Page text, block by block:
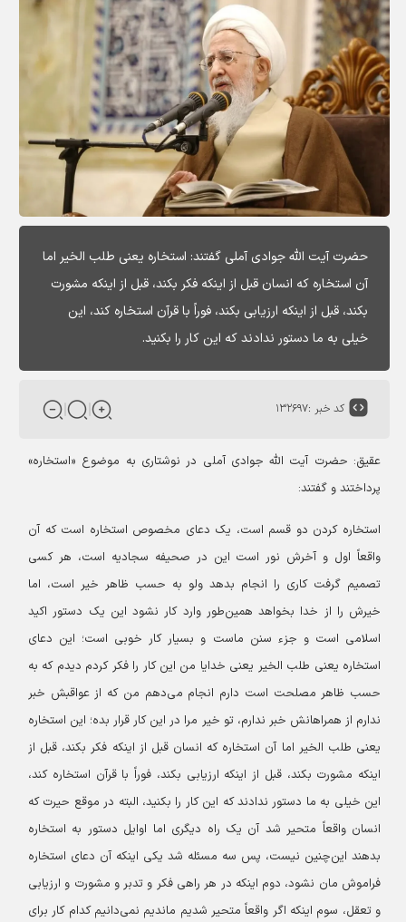
حضرت آیت الله جوادی آملی گفتند: استخاره یعنی طلب الخیر اما
آن استخاره که انسان قبل از اینکه فکر بکند، قبل از اینکه مشورت
بکند، قبل از اینکه ارزیابی بکند، فوراً با قرآن استخاره کند، این
خیلی به ما دستور ندادند که این کار را بکنید.
کد خبر :۱۳۲۶۹۷
عقیق: حضرت آیت الله جوادی آملی در نوشتاری به موضوع «استخاره»
پرداختند و گفتند:
استخاره کردن دو قسم است، یک دعای مخصوص استخاره است که آن
واقعاً اول و آخرش نور است این در صحیفه سجادیه است، هر کسی
تصمیم گرفت کاری را انجام بدهد ولو به حسب ظاهر خیر است، اما
خیرش را از خدا بخواهد همین‌طور وارد کار نشود این یک دستور اکید
اسلامی است و جزء سنن ماست و بسیار کار خوبی است؛ این دعای
استخاره یعنی طلب الخیر یعنی خدایا من این کار را فکر کردم دیدم که به
حسب ظاهر مصلحت است دارم انجام می‌دهم من که از عواقبش خبر
ندارم از همراهانش خبر ندارم، تو خیر مرا در این کار قرار بده؛ این استخاره
یعنی طلب الخیر اما آن استخاره که انسان قبل از اینکه فکر بکند، قبل از
اینکه مشورت بکند، قبل از اینکه ارزیابی بکند، فوراً با قرآن استخاره کند،
این خیلی به ما دستور ندادند که این کار را بکنید، البته در موقع حیرت که
انسان واقعاً متحیر شد آن یک راه دیگری اما اوایل دستور به استخاره
بدهند این‌چنین نیست، پس سه مسئله شد یکی اینکه آن دعای استخاره
فراموش مان نشود، دوم اینکه در هر راهی فکر و تدبر و مشورت و ارزیابی
و تعقل، سوم اینکه اگر واقعاً متحیر شدیم ماندیم نمی‌دانیم کدام کار برای